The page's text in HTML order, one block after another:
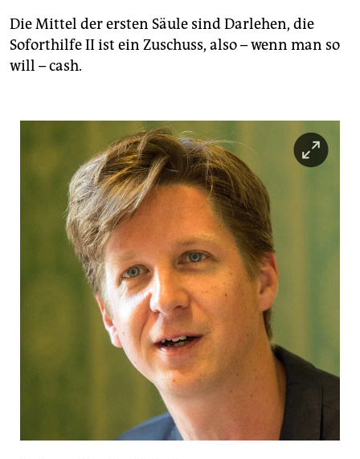
Die Mittel der ersten Säule sind Darlehen, die
Soforthilfe II ist ein Zuschuss, also – wenn man so
will – cash.